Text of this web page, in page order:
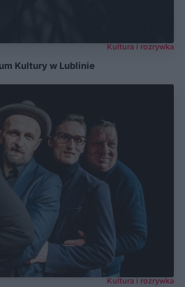
Kultura i rozrywka
Kultury w Lublinie
Kultura i rozrywka